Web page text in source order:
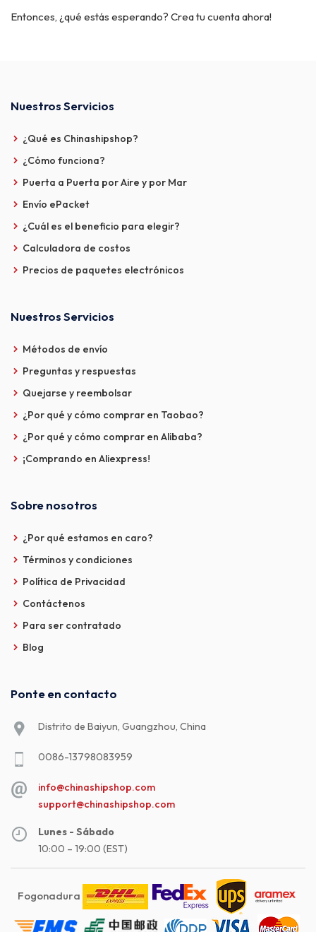
Entonces, ¿qué estás esperando? Crea tu cuenta ahora!
Nuestros Servicios
¿Qué es Chinashipshop?
¿Cómo funciona?
Puerta a Puerta por Aire y por Mar
Envío ePacket
¿Cuál es el beneficio para elegir?
Calculadora de costos
Precios de paquetes electrónicos
Nuestros Servicios
Métodos de envío
Preguntas y respuestas
Quejarse y reembolsar
¿Por qué y cómo comprar en Taobao?
¿Por qué y cómo comprar en Alibaba?
¡Comprando en Aliexpress!
Sobre nosotros
¿Por qué estamos en caro?
Términos y condiciones
Política de Privacidad
Contáctenos
Para ser contratado
Blog
Ponte en contacto
Distrito de Baiyun, Guangzhou, China
0086-13798083959
info@chinashipshop.com
support@chinashipshop.com
Lunes - Sábado
10:00 – 19:00 (EST)
Fogonadura